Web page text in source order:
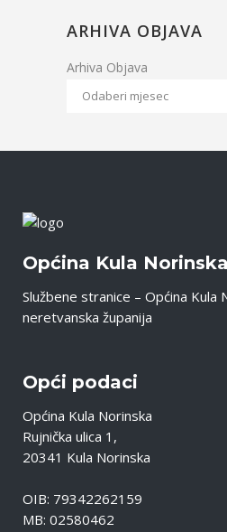
ARHIVA OBJAVA
Arhiva Objava
Općina Kula Norinska
Službene stranice – Općina Kula
neretvanska županija
Opći podaci
Općina Kula Norinska
Rujnička ulica 1,
20341 Kula Norinska
OIB: 79342262159
MB: 02580462